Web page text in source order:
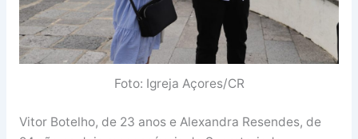
Foto: Igreja Açores/CR
Vitor Botelho, de 23 anos e Alexandra Resendes, de